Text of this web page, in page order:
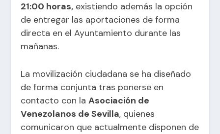
21:00 horas, existiendo además la opción
de entregar las aportaciones de forma
directa en el Ayuntamiento durante las
mañanas.
La movilización ciudadana se ha diseñado
de forma conjunta tras ponerse en
contacto con laAsociación de
Venezolanos de Sevilla, quienes
comunicaron que actualmente disponen de